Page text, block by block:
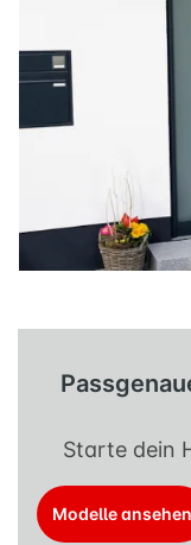
Starte dein
Modelle ansehen